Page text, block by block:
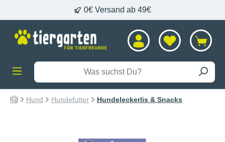
0€ Versand ab 49€
Hund Hundefutter Hundeleckerlis & Snacks
Bildergalerie überspringen